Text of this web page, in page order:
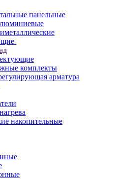
панельные
комплекты
арматура
накопительные